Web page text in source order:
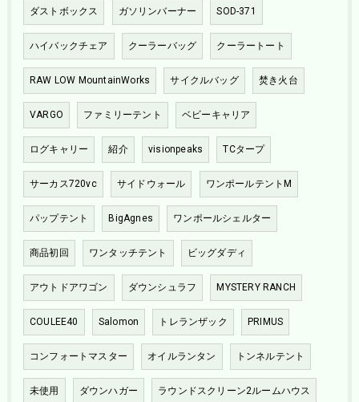
ダストボックス ガソリンバーナー SOD-371
ハイバックチェア クーラーバッグ クーラートート
RAW LOW MountainWorks サイクルバッグ 焚き火台
VARGO ファミリーテント ベビーキャリア
ログキャリー 紹介 visionpeaks TCタープ
サーカス720vc サイドウォール ワンポールテントM
パップテント BigAgnes ワンポールシェルター
商品初回 ワンタッチテント ビッグダディ
アウトドアワゴン ダウンシュラフ MYSTERY RANCH
COULEE40 Salomon トレランザック PRIMUS
コンフォートマスター オイルランタン トンネルテント
未使用 ダウンハガー ラウンドスクリーン2ルームハウス